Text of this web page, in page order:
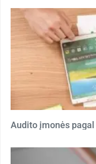
Audito įmonės